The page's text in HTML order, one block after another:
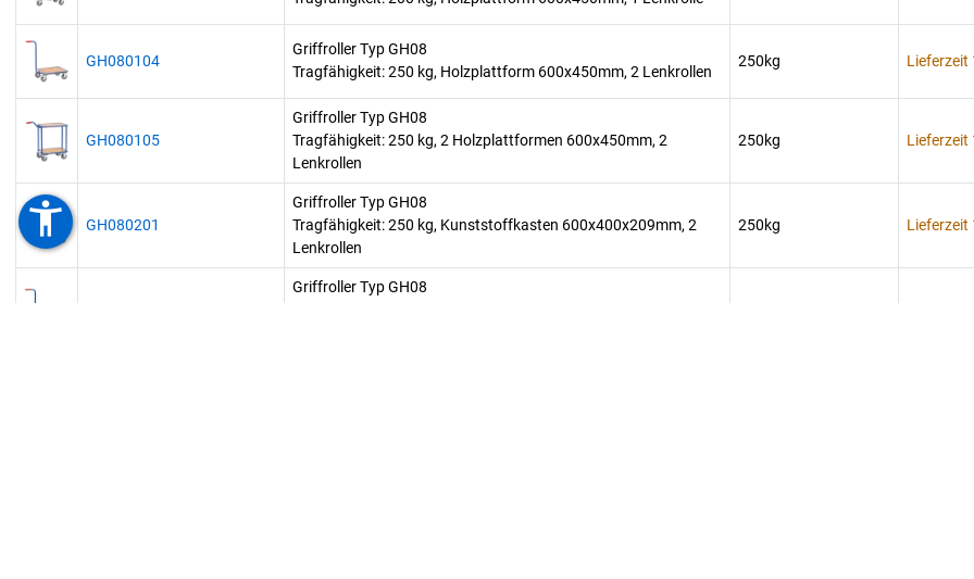
GH080104
Griffroller Typ GH08
Tragfähigkeit: 250 kg, Holzplattform 600x450mm, 2 Lenkrollen
250kg Lieferzeit
GH080105
Griffroller Typ GH08
Tragfähigkeit: 250 kg, 2 Holzplattformen 600x450mm, 2
Lenkrollen
250kg Lieferzeit
GH080201
Griffroller Typ GH08
Tragfähigkeit: 250 kg, Kunststoffkasten 600x400x209mm, 2
Lenkrollen
250kg Lieferzeit
Griffroller Typ GH08
accessibility_new